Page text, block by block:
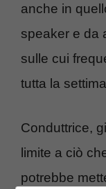
anche in
speaker e da
sulle cui
tutta la
Conduttrice,
limite a ciò
potrebbe